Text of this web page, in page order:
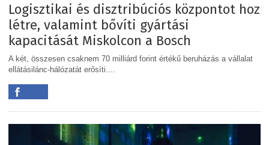
Logisztikai és disztribúciós központot hoz
létre, valamint bővíti gyártási
kapacitását Miskolcon a Bosch
A két, összesen csaknem 70 milliárd forint értékű beruházás a vállalat
ellátásilánc-hálózatát erősíti....